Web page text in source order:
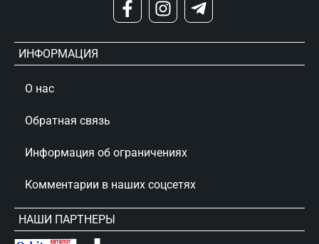
ИНФОРМАЦИЯ
О нас
Обратная связь
Информация об ограничениях
Комментарии в наших соцсетях
НАШИ ПАРТНЕРЫ